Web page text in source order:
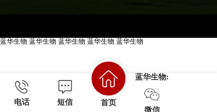
电话 短信 首页
蓝华生物:
微信
蓝华生物 蓝华生物 蓝华生物 蓝华生物 蓝华生物